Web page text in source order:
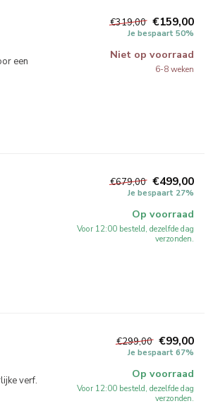
een
€319,00 €159,00
Je bespaart 50%
Niet op voorraad
6-8 weken
€679,00 €499,00
Je bespaart 27%
Op voorraad
Voor 12:00 besteld, dezelfde dag
verzonden.
verf.
€299,00 €99,00
Je bespaart 67%
Op voorraad
Voor 12:00 besteld, dezelfde dag
verzonden.